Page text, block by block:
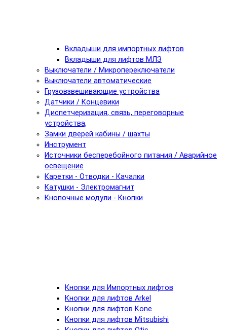
Вкладыши для импортных лифтов
Вкладыши для лифтов МЛЗ
Выключатели / Микропереключатели
Выключатели автоматические
Грузовзвешивающие устройства
Датчики / Концевики
Диспетчеризация, связь, переговорные
устройства,
Замки дверей кабины / шахты
Инструмент
Источники бесперебойного питания / Аварийное
освещение
Каретки - Отводки - Качалки
Катушки - Электромагнит
Кнопочные модули - Кнопки
Кнопки для Импортных лифтов
Кнопки для лифтов Arkel
Кнопки для лифтов Kone
Кнопки для лифтов Mitsubishi